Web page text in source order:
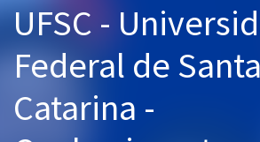
Cursos 20% OFF
Pós
Graduação
UFSC -
Federal de Santa
Catarina -